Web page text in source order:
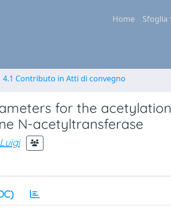
Home Sfoglia
4.1 Contributo in Atti di convegno
for the acetylation
N-acetyltransferase